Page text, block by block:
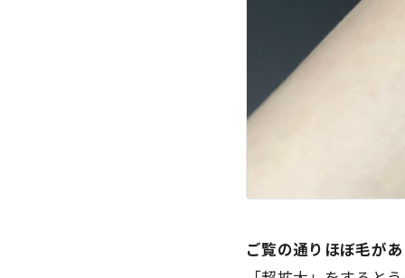
ご覧の通りほぼ毛が